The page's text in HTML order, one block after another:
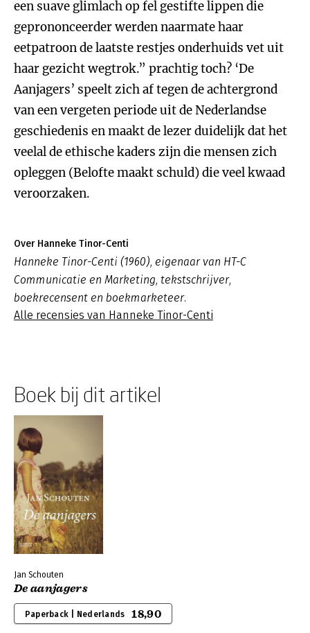
een suave glimlach op fel gestifte lippen die
geprononceerder werden naarmate haar
eetpatroon de laatste restjes onderhuids vet uit
haar gezicht wegtrok.” prachtig toch? ‘De
Aanjagers’ speelt zich af tegen de achtergrond
van een vergeten periode uit de Nederlandse
geschiedenis en maakt de lezer duidelijk dat het
veelal de ethische kaders zijn die mensen zich
opleggen (Belofte maakt schuld) die veel kwaad
veroorzaken.
Over Hanneke Tinor-Centi
Hanneke Tinor-Centi (1960), eigenaar van HT-C
Communicatie en Marketing, tekstschrijver,
boekrecensent en boekmarketeer.
Alle recensies van Hanneke Tinor-Centi
Boek bij dit artikel
Jan Schouten
De aanjagers
Paperback | Nederlands 18,90